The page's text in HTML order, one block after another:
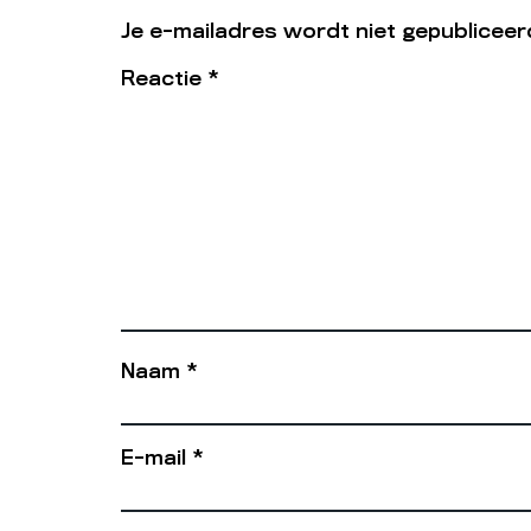
Je e-mailadres wordt niet
Reactie *
Naam *
E-mail *